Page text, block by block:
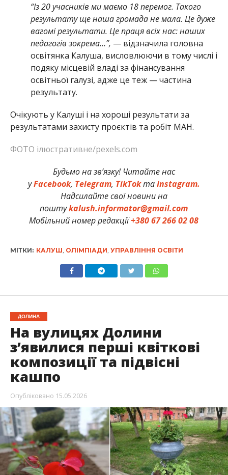
“Із 20 учасників ми маємо 18 перемог. Такого
результату ще наша громада не мала. Це дуже
вагомі результати. Це праця всіх нас: наших
педагогів зокрема…”, — відзначила головна
освітянка Калуша, висловлюючи в тому числі і
подяку місцевій владі за фінансування
освітньої галузі, адже це теж — частина
результату.
Очікують у Калуші і на хороші результати за
результатами захисту проєктів та робіт МАН.
ФОТО ілюстративне/pexels.com
Будьмо на зв’язку! Читайте нас
уFacebook, Telegram, TikTokтаInstagram.
Надсилайте свої новини на
поштуkalush.informator@gmail.com
Мобільний номер редакції+380 67 266 02 08
МІТКИ: КАЛУШ ОЛІМПІАДИ УПРАВЛІННЯ ОСВІТИ
ДОЛИНА
На вулицях Долини
з’явилися перші квіткові
композиції та підвісні
кашпо
Опубліковано 15.05.2026